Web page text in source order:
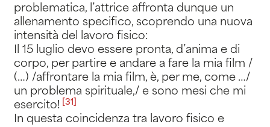
problematica, l’attrice affronta dunque un
allenamento specifico, scoprendo una nuova
intensità del lavoro fisico:
Il 15 luglio devo essere pronta, d’anima e di
corpo, per partire e andare a fare la mia film /
(…) /affrontare la mia film, è, per me, come …/
un problema spirituale,/ e sono mesi che mi
esercito! [31]
In questa coincidenza tra lavoro fisico e